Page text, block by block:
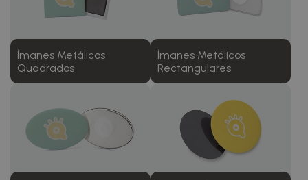
Ímanes Metálicos
Quadrados
Ímanes Metálicos
Rectangulares